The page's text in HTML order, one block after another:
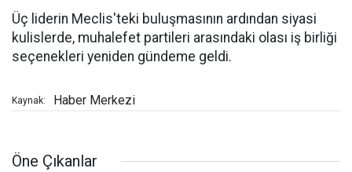
Üç liderin Meclis'teki buluşmasının ardından siyasi
kulislerde, muhalefet partileri arasındaki olası iş birliği
seçenekleri yeniden gündeme geldi.
Kaynak: Haber Merkezi
Öne Çıkanlar